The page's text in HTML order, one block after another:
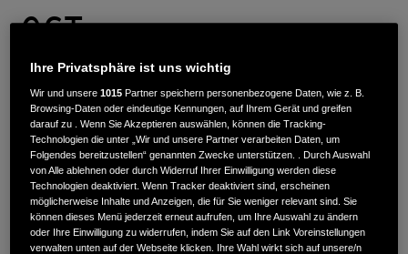
GST
BERLIN/DREILINDEN
GMBH
Albert-Einstein-Ring 3,14532,Kleinmachnow
Ihre Privatsphäre ist uns wichtig
Wir und unsere1015 Partner speichern personenbezogene Daten, wie z. B.
Browsing-Daten oder eindeutige Kennungen, auf Ihrem Gerät und greifen
darauf zu . Wenn Sie Akzeptieren auswählen, können die Tracking-
Technologien die unter „Wir und unsere Partner verarbeiten Daten, um
Folgendes bereitzustellen“ genannten Zwecke unterstützen. . Durch Auswahl
von Alle ablehnen oder durch Widerruf Ihrer Einwilligung werden diese
Technologien deaktiviert. Wenn Tracker deaktiviert sind, erscheinen
möglicherweise Inhalte und Anzeigen, die für Sie weniger relevant sind. Sie
können dieses Menü jederzeit erneut aufrufen, um Ihre Auswahl zu ändern
oder Ihre Einwilligung zu widerrufen, indem Sie auf den Link Voreinstellungen
verwalten unten auf der Webseite klicken. Ihre Wahl wirkt sich auf unsere/n